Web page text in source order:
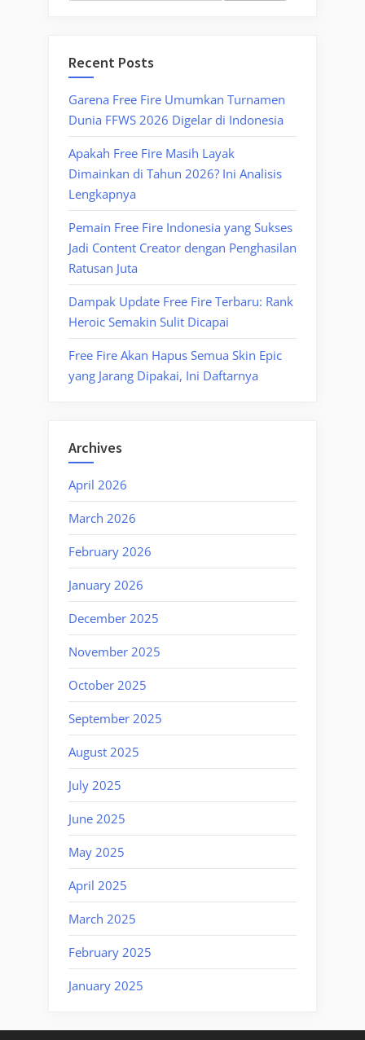
Recent Posts
Garena Free Fire Umumkan Turnamen
Dunia FFWS 2026 Digelar di Indonesia
Apakah Free Fire Masih Layak
Dimainkan di Tahun 2026? Ini Analisis
Lengkapnya
Pemain Free Fire Indonesia yang Sukses
Jadi Content Creator dengan Penghasilan
Ratusan Juta
Dampak Update Free Fire Terbaru: Rank
Heroic Semakin Sulit Dicapai
Free Fire Akan Hapus Semua Skin Epic
yang Jarang Dipakai, Ini Daftarnya
Archives
April 2026
March 2026
February 2026
January 2026
December 2025
November 2025
October 2025
September 2025
August 2025
July 2025
June 2025
May 2025
April 2025
March 2025
February 2025
January 2025